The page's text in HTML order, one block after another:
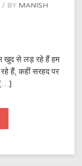
BY MANISH
खुद से लड़ रहे हैं हम
हैं, कहीं सरहद पर
[…]